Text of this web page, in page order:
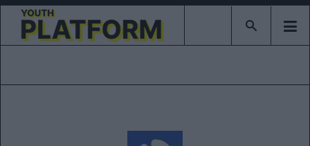
Type 2 or